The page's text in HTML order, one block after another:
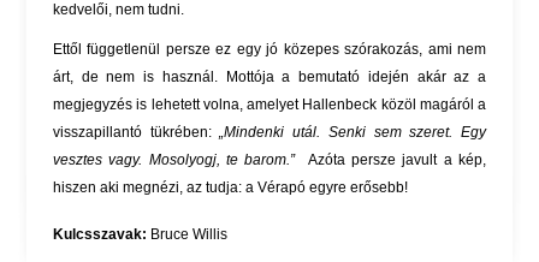
kedvelői, nem tudni.
Ettől függetlenül persze ez egy jó közepes szórakozás, ami nem
árt, de nem is használ. Mottója a bemutató idején akár az a
megjegyzés is lehetett volna, amelyet Hallenbeck közöl magáról a
visszapillantó tükrében:„Mindenki utál. Senki sem szeret. Egy
vesztes vagy. Mosolyogj, te barom.”Azóta persze javult a kép,
hiszen aki megnézi, az tudja: a Vérapó egyre erősebb!
Kulcsszavak: Bruce Willis